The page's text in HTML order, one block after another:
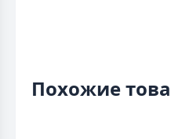
Похожие